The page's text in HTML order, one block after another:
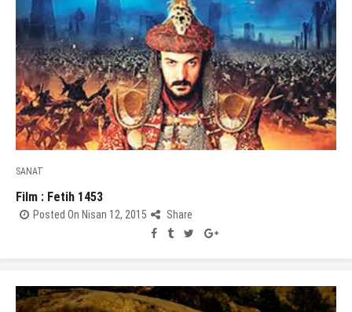
SANAT
Film : Fetih 1453
Posted On Nisan 12, 2015 Share